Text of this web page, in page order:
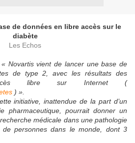
de données en libre accès sur le
diabète
Les Echos
« Novartis vient de lancer une base de
de type 2, avec les résultats des
libre sur Internet (
) ».
initiative, inattendue de la part d’un
pharmaceutique, pourrait donner un
médicale dans une pathologie
personnes dans le monde, dont 3